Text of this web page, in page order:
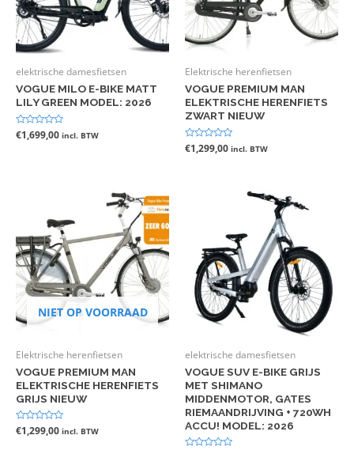
elektrische damesfietsen
VOGUE MILO E-BIKE MATT
LILY GREEN MODEL: 2026
Gewaardeerd
0
€1,699,00 incl. BTW
Elektrische herenfietsen
VOGUE PREMIUM MAN
ELEKTRISCHE HERENFIETS
ZWART NIEUW
Gewaardeerd
0
€1,299,00 incl. BTW
NIET OP VOORRAAD
Elektrische herenfietsen
VOGUE PREMIUM MAN
ELEKTRISCHE HERENFIETS
GRIJS NIEUW
Gewaardeerd
0
€1,299,00 incl. BTW
elektrische damesfietsen
VOGUE SUV E-BIKE GRIJS
MET SHIMANO
MIDDENMOTOR, GATES
RIEMAANDRIJVING + 720WH
ACCU! MODEL: 2026